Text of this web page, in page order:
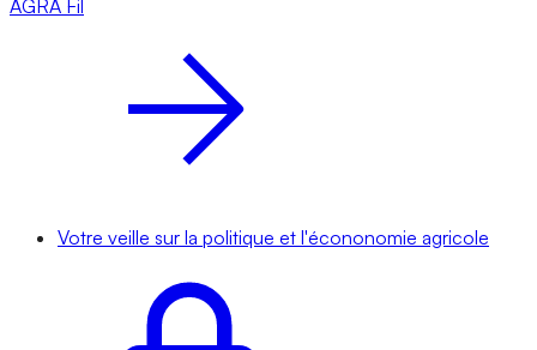
AGRA Fil
Votre veille sur la politique et l'écononomie agricole